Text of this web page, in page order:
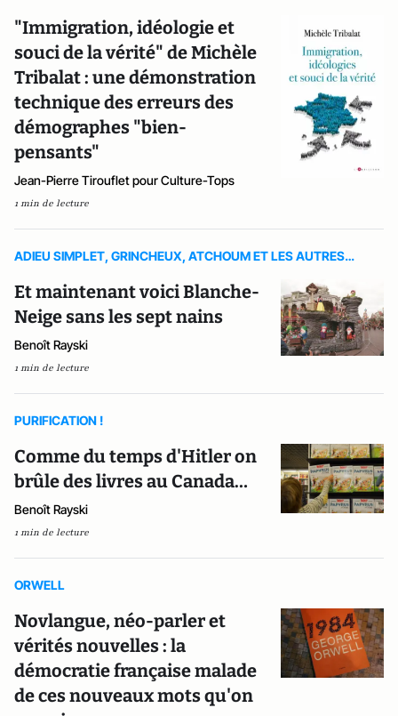
"Immigration, idéologie et
souci de la vérité" de Michèle
Tribalat : une démonstration
technique des erreurs des
démographes "bien-
pensants"
Jean-Pierre Tirouflet pour Culture-Tops
1 min de lecture
ADIEU SIMPLET, GRINCHEUX, ATCHOUM ET LES AUTRES…
Et maintenant voici Blanche-
Neige sans les sept nains
Benoît Rayski
1 min de lecture
PURIFICATION !
Comme du temps d'Hitler on
brûle des livres au Canada…
Benoît Rayski
1 min de lecture
ORWELL
Novlangue, néo-parler et
vérités nouvelles : la
démocratie française malade
de ces nouveaux mots qu'on